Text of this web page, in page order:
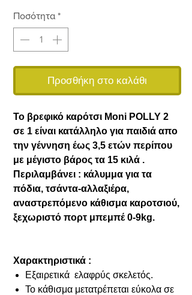
Ποσότητα *
Προσθήκη στο καλάθι
Το βρεφικό καρότσι Moni POLLY 2
σε 1 είναι κατάλληλο για παιδιά απο
την γέννηση έως 3,5 ετών περίπου
με μέγιστο βάρος τα 15 κιλά .
Περιλαμβάνει : κάλυμμα για τα
πόδια, τσάντα-αλλαξιέρα,
αναστρεπόμενο κάθισμα καροτσιού,
ξεχωριστό πορτ μπεμπέ 0-9kg.
Χαρακτηριστικά :
Εξαιρετικά ελαφρύς σκελετός.
Το κάθισμα μετατρέπεται εύκολα σε